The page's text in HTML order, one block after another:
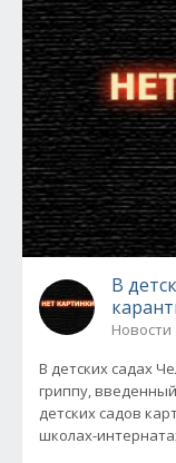
В
Новости
В детских садах
гриппу,
детских садов
школах-